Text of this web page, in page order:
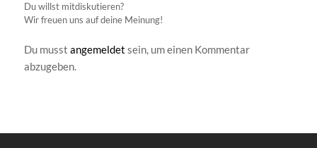
Du willst mitdiskutieren?
Wir freuen uns auf deine Meinung!
Du musst angemeldet sein, um einen Kommentar
abzugeben.